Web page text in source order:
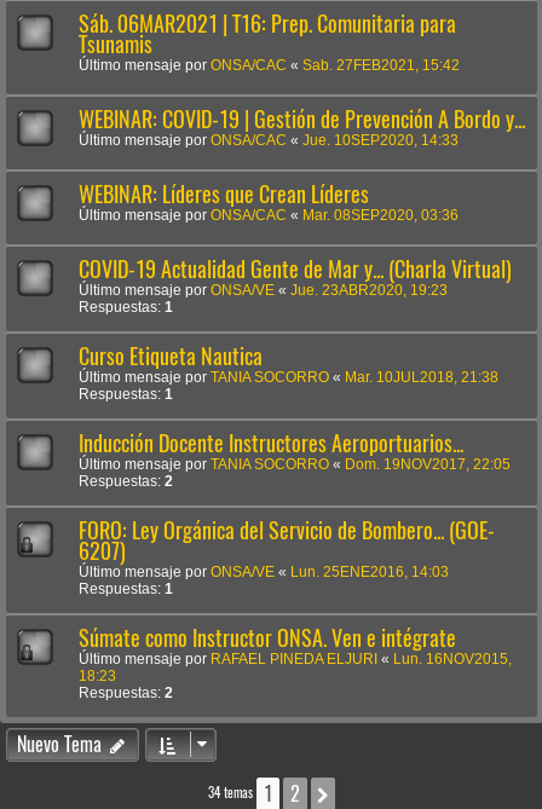
Sáb. 06MAR2021 | T16: Prep. Comunitaria para
Tsunamis
Último mensaje por ONSA/CAC « Sab. 27FEB2021, 15:42
WEBINAR: COVID-19 | Gestión de Prevención A Bordo y...
Último mensaje por ONSA/CAC « Jue. 10SEP2020, 14:33
WEBINAR: Líderes que Crean Líderes
Último mensaje por ONSA/CAC « Mar. 08SEP2020, 03:36
COVID-19 Actualidad Gente de Mar y... (Charla Virtual)
Último mensaje por ONSA/VE « Jue. 23ABR2020, 19:23
Respuestas: 1
Curso Etiqueta Nautica
Último mensaje por TANIA SOCORRO « Mar. 10JUL2018, 21:38
Respuestas: 1
Inducción Docente Instructores Aeroportuarios...
Último mensaje por TANIA SOCORRO « Dom. 19NOV2017, 22:05
Respuestas: 2
FORO: Ley Orgánica del Servicio de Bombero... (GOE-
6207)
Último mensaje por ONSA/VE «
Lun. 25ENE2016, 14:03
Respuestas: 1
Súmate como Instructor ONSA. Ven e intégrate
Último mensaje por RAFAEL PINEDA ELJURI «
Lun. 16NOV2015,
18:23
Respuestas: 2
Nuevo Tema
34 temas 1 2